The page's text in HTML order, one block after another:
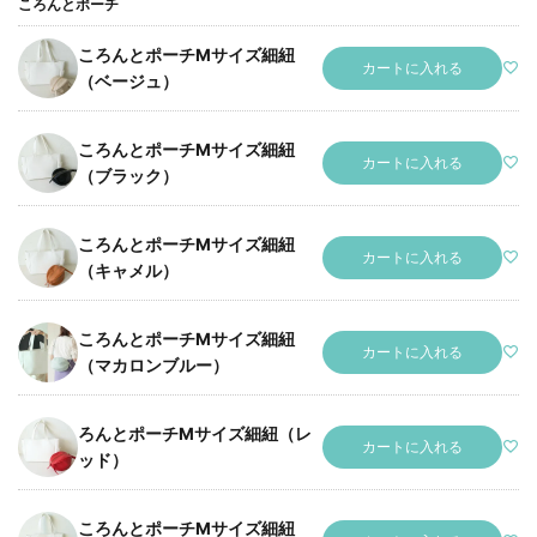
ころんとポーチ
ころんとポーチMサイズ細紐
（ベージュ）
カートに入れる
ころんとポーチMサイズ細紐
（ブラック）
カートに入れる
ころんとポーチMサイズ細紐
（キャメル）
カートに入れる
ころんとポーチMサイズ細紐
（マカロンブルー）
カートに入れる
ろんとポーチMサイズ細紐（レ
ッド）
カートに入れる
ころんとポーチMサイズ細紐